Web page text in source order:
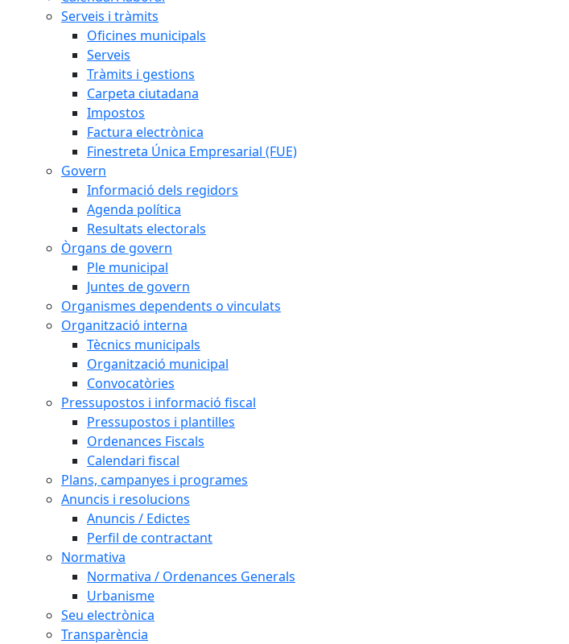
Serveis i tràmits
Oficines municipals
Serveis
Tràmits i gestions
Carpeta ciutadana
Impostos
Factura electrònica
Finestreta Única Empresarial (FUE)
Govern
Informació dels regidors
Agenda política
Resultats electorals
Òrgans de govern
Ple municipal
Juntes de govern
Organismes dependents o vinculats
Organització interna
Tècnics municipals
Organització municipal
Convocatòries
Pressupostos i informació fiscal
Pressupostos i plantilles
Ordenances Fiscals
Calendari fiscal
Plans, campanyes i programes
Anuncis i resolucions
Anuncis / Edictes
Perfil de contractant
Normativa
Normativa / Ordenances Generals
Urbanisme
Seu electrònica
Transparència